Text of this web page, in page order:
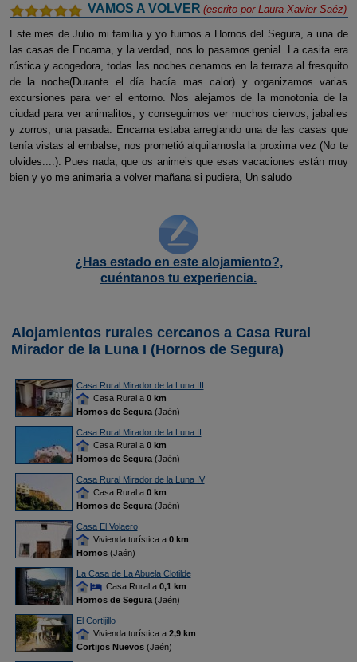
VAMOS A VOLVER (escrito por Laura Xavier Saéz)
Este mes de Julio mi familia y yo fuimos a Hornos del Segura, a una de
las casas de Encarna, y la verdad, nos lo pasamos genial. La casita era
rústica y acogedora, todas las noches cenamos en la terraza al fresquito
de la noche(Durante el día hacía mas calor) y organizamos varias
excursiones para ver el entorno. Nos alejamos de la monotonia de la
ciudad para ver animalitos, y conseguimos ver muchos ciervos, jabalies
y zorros, una pasada. Encarna estaba arreglando una de las casas que
tenía vistas al embalse, nos prometió alquilarnosla la proxima vez (No te
olvides....). Pues nada, que os animeis que esas vacaciones están muy
bien y yo me animaria a volver mañana si pudiera, Un saludo
¿Has estado en este alojamiento?,
cuéntanos tu experiencia.
Alojamientos rurales cercanos a Casa Rural
Mirador de la Luna I (Hornos de Segura)
Casa Rural Mirador de la Luna III
Casa Rural a 0 km
Hornos de Segura(Jaén)
Casa Rural Mirador de la Luna II
Casa Rural a 0 km
Hornos de Segura(Jaén)
Casa Rural Mirador de la Luna IV
Casa Rural a 0 km
Hornos de Segura(Jaén)
Casa El Volaero
Vivienda turística a 0 km
Hornos(Jaén)
La Casa de La Abuela Clotilde
Casa Rural a 0,1 km
Hornos de Segura(Jaén)
El Cortijillo
Vivienda turística a 2,9 km
Cortijos Nuevos(Jaén)